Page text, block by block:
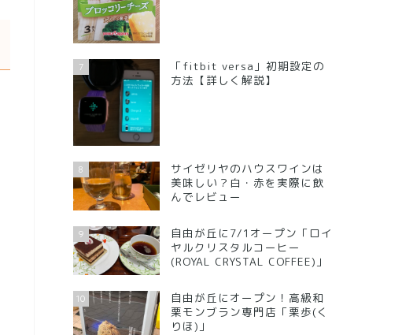
7
「fitbit versa」初期設定の
方法【詳しく解説】
8
サイゼリヤのハウスワインは
美味しい？白・赤を実際に飲
んでレビュー
9
自由が丘に7/1オープン「ロイ
ヤルクリスタルコーヒー
(ROYAL CRYSTAL COFFEE)」
10
自由が丘にオープン！高級和
栗モンブラン専門店「栗歩(く
りほ)」